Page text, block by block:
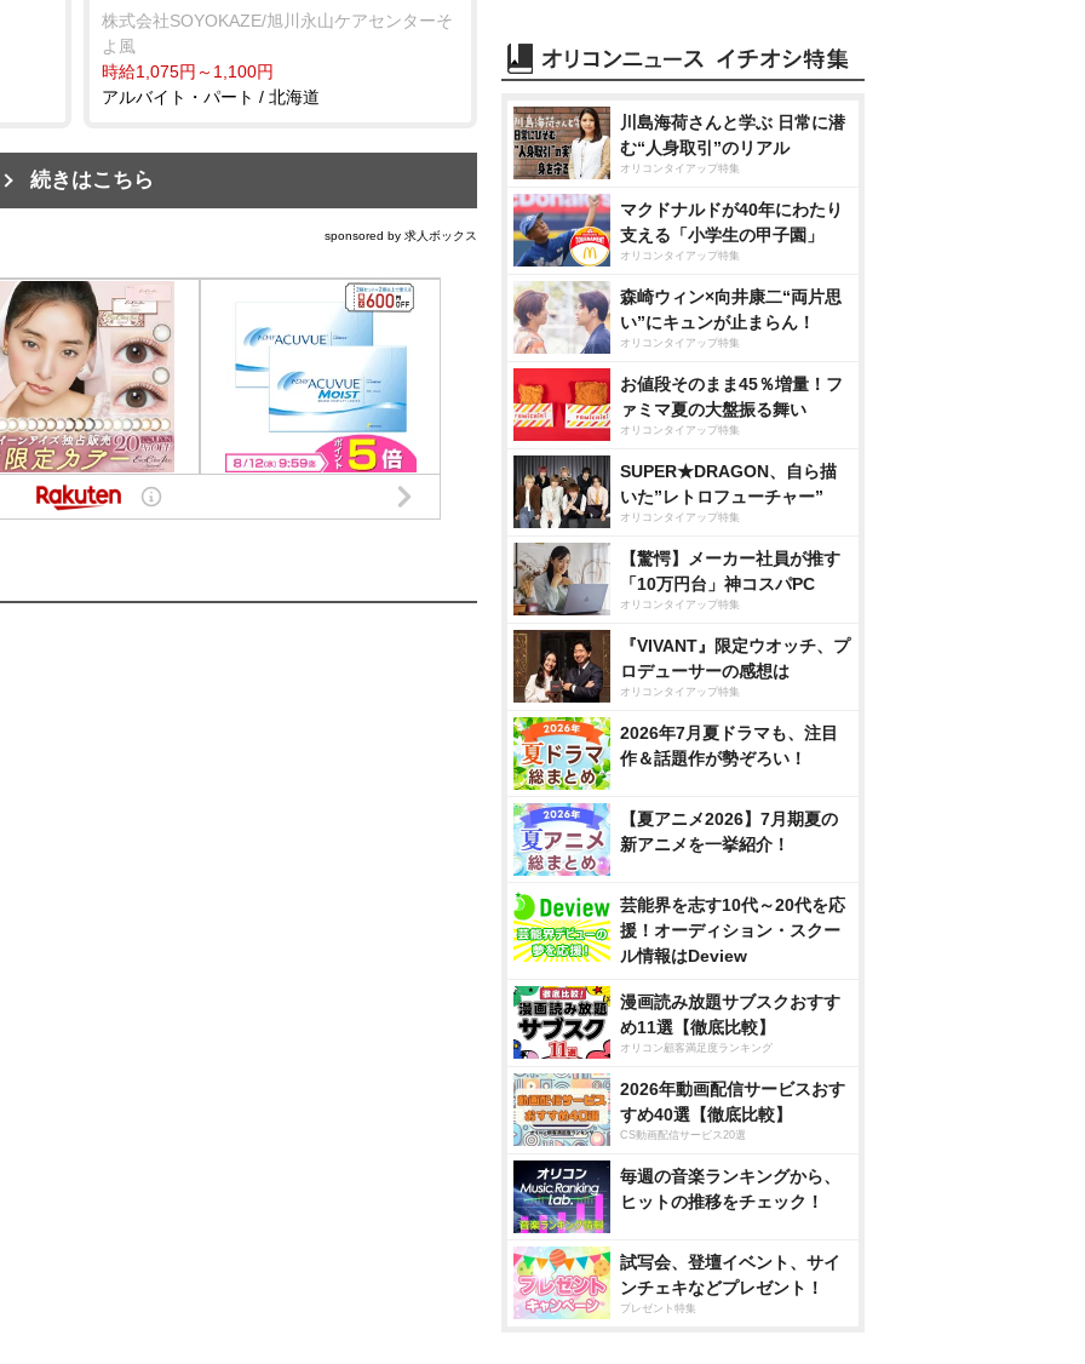
株式会社SOYOKAZE/旭川永山ケアセンターそ
よ風
時給1,075円～1,100円
アルバイト・パート / 北海道
続きはこちら
sponsored by 求人ボックス
川島海荷さんと学ぶ 日常に潜
む“人身取引”のリアル
オリコンタイアップ特集
マクドナルドが40年にわたり
支える「小学生の甲子園」
オリコンタイアップ特集
森崎ウィン×向井康二“両片思
い”にキュンが止まらん！
オリコンタイアップ特集
お値段そのまま45％増量！フ
ァミマ夏の大盤振る舞い
オリコンタイアップ特集
SUPER★DRAGON、自ら描
いた”レトロフューチャー”
オリコンタイアップ特集
【驚愕】メーカー社員が推す
「10万円台」神コスパPC
オリコンタイアップ特集
『VIVANT』限定ウオッチ、プ
ロデューサーの感想は
オリコンタイアップ特集
2026年7月夏ドラマも、注目
作＆話題作が勢ぞろい！
【夏アニメ2026】7月期夏の
新アニメを一挙紹介！
芸能界を志す10代～20代を応
援！オーディション・スクー
ル情報はDeview
漫画読み放題サブスクおすす
め11選【徹底比較】
オリコン顧客満足度ランキング
2026年動画配信サービスおす
すめ40選【徹底比較】
CS動画配信サービス20選
毎週の音楽ランキングから、
ヒットの推移をチェック！
試写会、登壇イベント、サイ
ンチェキなどプレゼント！
プレゼント特集